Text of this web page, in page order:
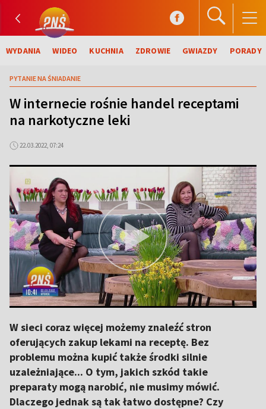
WYDANIA WIDEO KUCHNIA ZDROWIE GWIAZDY PORADY
PYTANIE NA ŚNIADANIE
W internecie rośnie handel receptami
na narkotyczne leki
22.03.2022, 07:24
W sieci coraz więcej możemy znaleźć stron
oferujących zakup lekami na receptę. Bez
problemu można kupić także środki silnie
uzależniające... O tym, jakich szkód takie
preparaty mogą narobić, nie musimy mówić.
Dlaczego jednak są tak łatwo dostępne? Czy